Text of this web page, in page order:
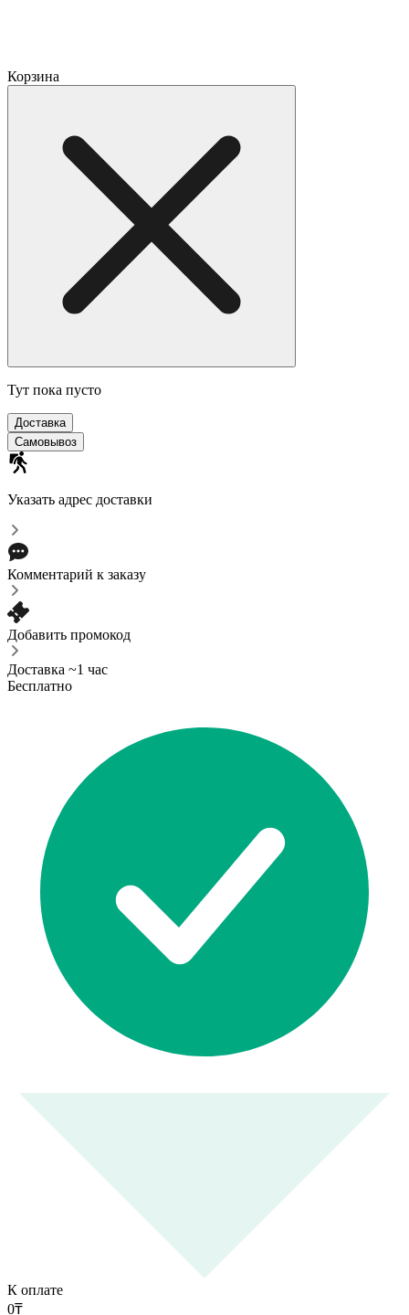
Корзина
Тут пока пусто
Доставка
Самовывоз
Указать адрес доставки
Комментарий к заказу
Добавить промокод
Доставка ~1 час
Бесплатно
К оплате
0₸